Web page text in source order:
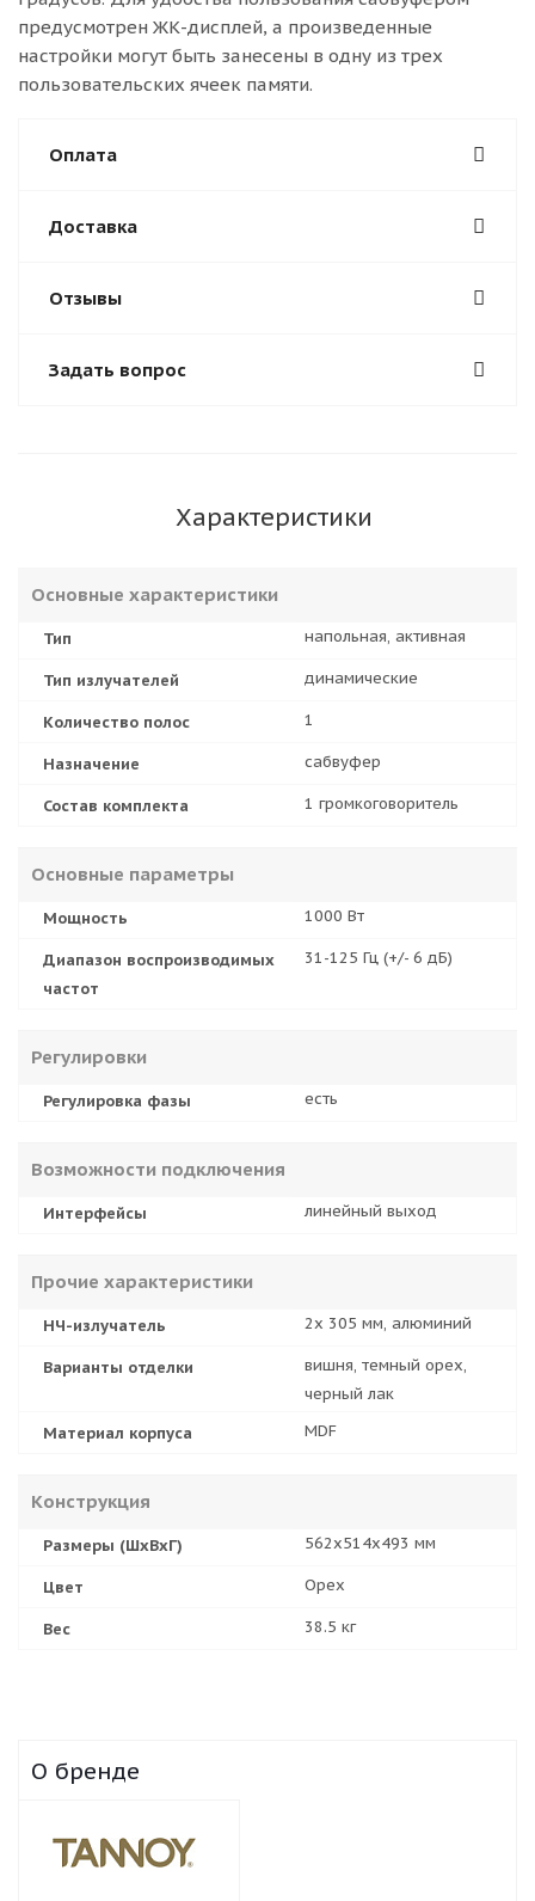
предусмотрен ЖК-дисплей, а произведенные
настройки могут быть занесены в одну из трех
пользовательских ячеек памяти.
Оплата
Доставка
Отзывы
Задать вопрос
Характеристики
Основные характеристики
Тип напольная, активная
Тип излучателей динамические
Количество полос 1
Назначение сабвуфер
Состав комплекта 1 громкоговоритель
Основные параметры
Мощность 1000 Вт
Диапазон воспроизводимых
частот
31-125 Гц (+/- 6 дБ)
Регулировки
Регулировка фазы есть
Возможности подключения
Интерфейсы линейный выход
Прочие характеристики
НЧ-излучатель 2x 305 мм, алюминий
Варианты отделки
вишня, темный орех,
черный лак
Материал корпуса
MDF
Конструкция
Размеры (ШхВхГ) 562x514x493 мм
Цвет Орех
Вес 38.5 кг
О бренде